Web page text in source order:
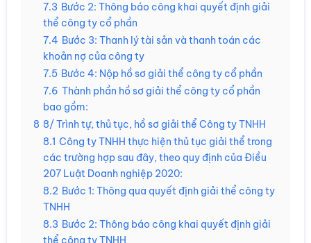
7.3 Bước 2: Thông báo công khai quyết định giải
thể công ty cổ phần
7.4 Bước 3: Thanh lý tài sản và thanh toán các
khoản nợ của công ty
7.5 Bước 4: Nộp hồ sơ giải thể công ty cổ phần
7.6 Thành phần hồ sơ giải thể công ty cổ phần
bao gồm:
8 8/ Trình tự, thủ tục, hồ sơ giải thể Công ty TNHH
8.1 Công ty TNHH thực hiện thủ tục giải thể trong
các trường hợp sau đây, theo quy định của Điều
207 Luật Doanh nghiệp 2020:
8.2 Bước 1: Thông qua quyết định giải thể công ty
TNHH
8.3 Bước 2: Thông báo công khai quyết định giải
thể công ty TNHH